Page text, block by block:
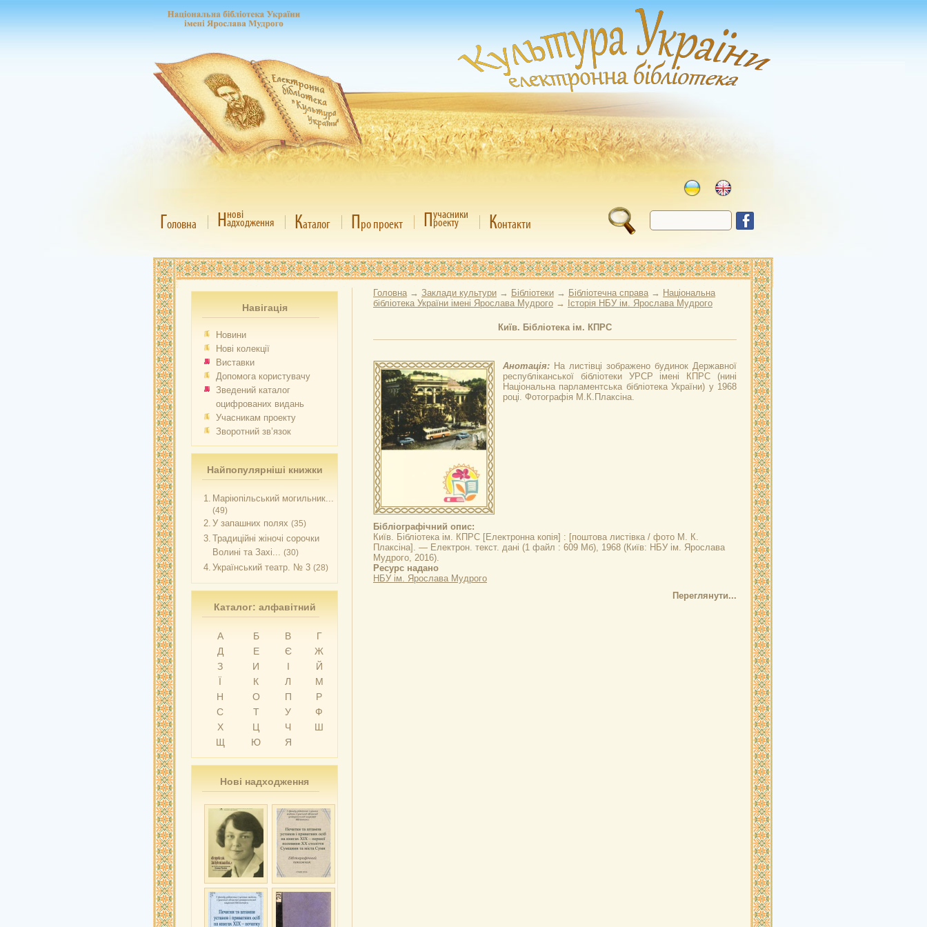
Головна Ннові
адходження Каталог Про проект Пучасники
роекту Контакти
Навігація
Новини
Нові колекції
Виставки
Допомога користувачу
Зведений каталог
оцифрованих видань
Учасникам проекту
Зворотний зв’язок
Найпопулярніші книжки
1. Маріюпільський могильник...
(49)
2. У запашних полях (35)
3. Традиційні жіночі сорочки
Волині та Захі... (30)
4. Український театр. № 3 (28)
Каталог: алфавітний
А Б В
Г
Д
Е Є
Ж
З
И І
Й
Ї
К Л
М
Н
О П
Р
С
Т У
Ф
Х
Ц Ч
Ш
Щ
Ю Я
Нові надходження
Головна → Заклади культури → Бібліотеки → Бібліотечна справа → Національна
бібліотека України імені Ярослава Мудрого → Історія НБУ ім. Ярослава Мудрого
Київ. Бібліотека ім. КПРС
Анотація: На листівці зображено будинок Державної
республіканської бібліотеки УРСР імені КПРС (нині
Національна парламентська бібліотека України) у 1968
році. Фотографія М.К.Плаксіна.
Бібліографічний опис:
Київ. Бібліотека ім. КПРС [Електронна копія] : [поштова листівка / фото М. К.
Плаксіна]. — Електрон. текст. дані (1 файл : 609 Мб), 1968 (Київ: НБУ ім. Ярослава
Мудрого, 2016).
Ресурс надано
НБУ ім. Ярослава Мудрого
Переглянути...